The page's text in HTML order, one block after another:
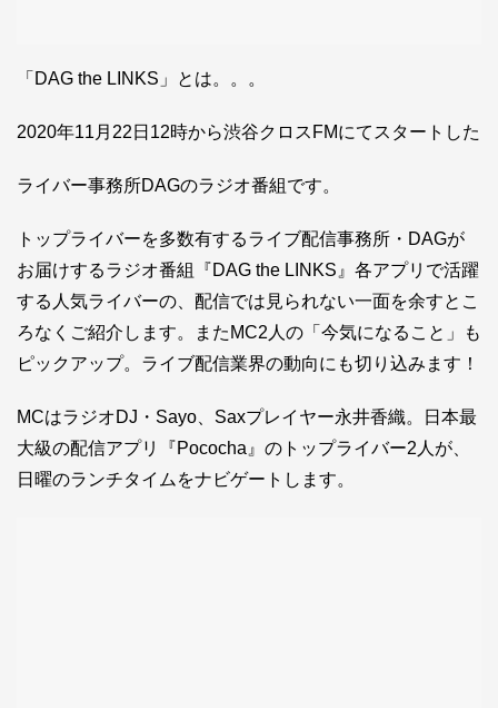
「DAG the LINKS」とは。。。
2020年11月22日12時から渋谷クロスFMにてスタートした
ライバー事務所DAGのラジオ番組です。
トップライバーを多数有するライブ配信事務所・DAGが
お届けするラジオ番組『DAG the LINKS』各アプリで活躍
する人気ライバーの、配信では見られない一面を余すとこ
ろなくご紹介します。またMC2人の「今気になること」も
ピックアップ。ライブ配信業界の動向にも切り込みます！
MCはラジオDJ・Sayo、Saxプレイヤー永井香織。日本最
大級の配信アプリ『Pococha』のトップライバー2人が、
日曜のランチタイムをナビゲートします。